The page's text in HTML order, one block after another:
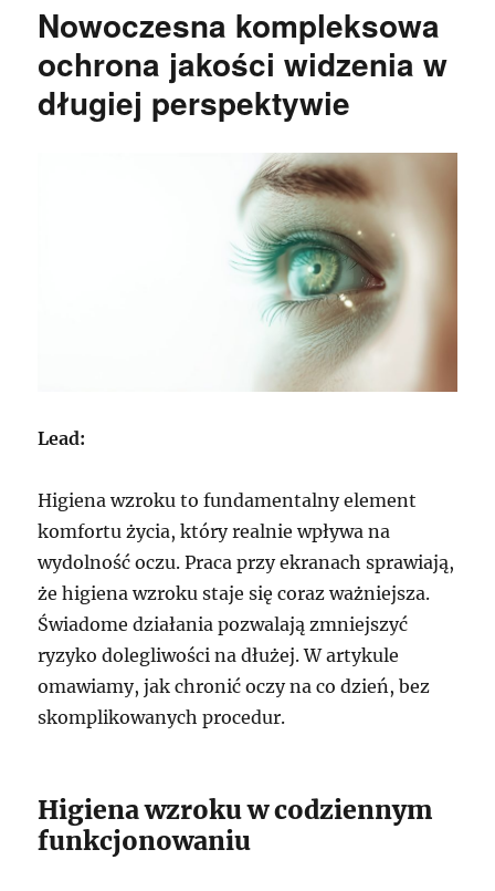
Nowoczesna kompleksowa
ochrona jakości widzenia w
długiej perspektywie
Lead:
Higiena wzroku to fundamentalny element
komfortu życia, który realnie wpływa na
wydolność oczu. Praca przy ekranach sprawiają,
że higiena wzroku staje się coraz ważniejsza.
Świadome działania pozwalają zmniejszyć
ryzyko dolegliwości na dłużej. W artykule
omawiamy, jak chronić oczy na co dzień, bez
skomplikowanych procedur.
Higiena wzroku w codziennym
funkcjonowaniu